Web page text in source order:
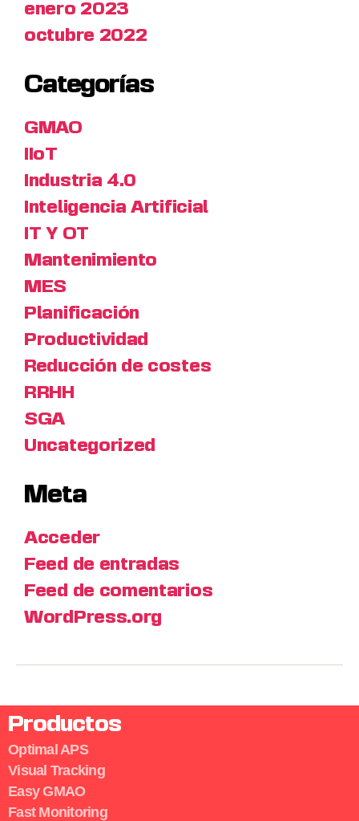
enero 2023
octubre 2022
Categorías
GMAO
IIoT
Industria 4.0
Inteligencia Artificial
IT Y OT
Mantenimiento
MES
Planificación
Productividad
Reducción de costes
RRHH
SGA
Uncategorized
Meta
Acceder
Feed de entradas
Feed de comentarios
WordPress.org
Productos
Optimal APS
Visual Tracking
Easy GMAO
Fast Monitoring